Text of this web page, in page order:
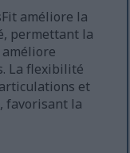
améliore la
permettant la
La flexibilité
et
favorisant la